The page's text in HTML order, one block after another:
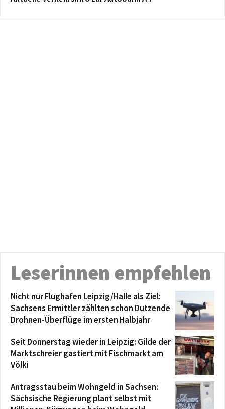
Leserinnen empfehlen
Nicht nur Flughafen Leipzig/Halle als Ziel:
Sachsens Ermittler zählten schon Dutzende
Drohnen-Überflüge im ersten Halbjahr
Seit Donnerstag wieder in Leipzig: Gilde der
Marktschreier gastiert mit Fischmarkt am
Völki
Antragsstau beim Wohngeld in Sachsen:
Sächsische Regierung plant selbst mit